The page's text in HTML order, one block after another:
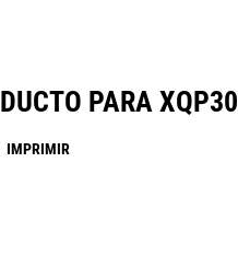
PARA XQP30
IMPRIMIR